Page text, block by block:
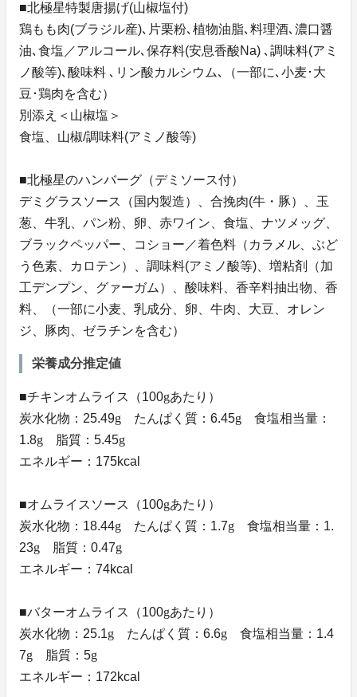
■北極星特製唐揚げ(山椒塩付)
鶏もも肉(ブラジル産)､片栗粉､植物油脂､料理酒､濃口醤
油､食塩／アルコール､保存料(安息香酸Na) ､調味料(アミ
ノ酸等)､酸味料 ､リン酸カルシウム､（一部に､小麦･大
豆･鶏肉を含む）
別添え＜山椒塩＞
食塩、山椒/調味料(アミノ酸等)
■北極星のハンバーグ（デミソース付）
デミグラスソース（国内製造）、合挽肉(牛・豚）、玉
葱、牛乳、パン粉、卵、赤ワイン、食塩、ナツメッグ、
ブラックペッパー、コショー／着色料（カラメル、ぶど
う色素、カロテン）、調味料(アミノ酸等)、増粘剤（加
工デンプン、グァーガム）、酸味料、香辛料抽出物、香
料、（一部に小麦、乳成分、卵、牛肉、大豆、オレン
ジ、豚肉、ゼラチンを含む）
栄養成分推定値
■チキンオムライス（100gあたり）
炭水化物：25.49g たんぱく質：6.45g 食塩相当量：
1.8g 脂質：5.45g
エネルギー：175kcal
■オムライスソース（100gあたり）
炭水化物：18.44g たんぱく質：1.7g 食塩相当量：1.
23g 脂質：0.47g
エネルギー：74kcal
■バターオムライス（100gあたり）
炭水化物：25.1g たんぱく質：6.6g 食塩相当量：1.4
7g 脂質：5g
エネルギー：172kcal